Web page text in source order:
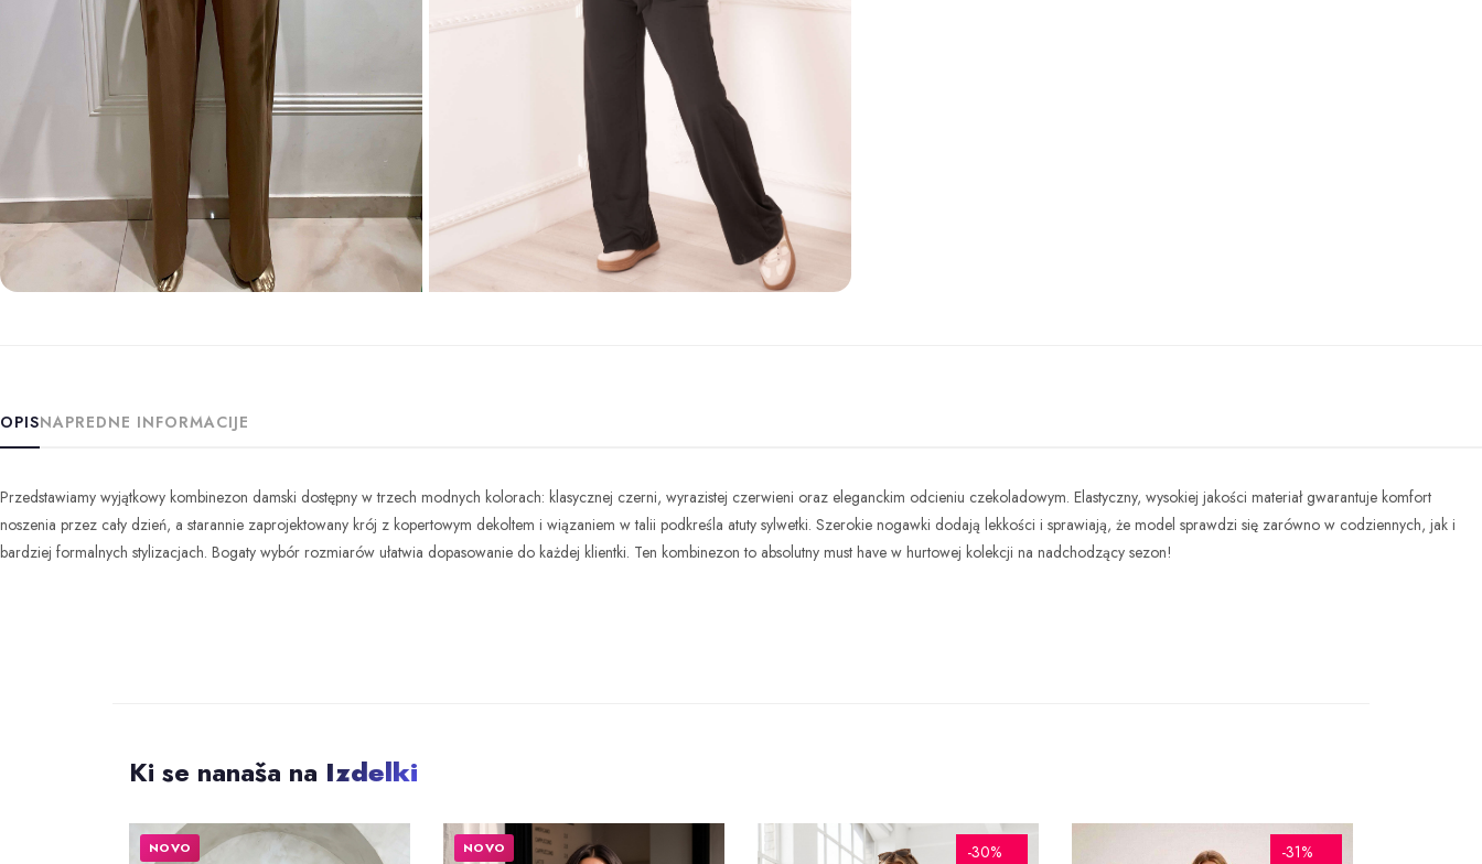
OPISNAPREDNE INFORMACIJE
Przedstawiamy wyjątkowy kombinezon damski dostępny w trzech modnych kolorach: klasycznej czerni, wyrazistej czerwieni oraz eleganckim odcieniu czekoladowym. Elastyczny, wysokiej jakości materiał gwarantuje komfort
noszenia przez cały dzień, a starannie zaprojektowany krój z kopertowym dekoltem i wiązaniem w talii podkreśla atuty sylwetki. Szerokie nogawki dodają lekkości i sprawiają, że model sprawdzi się zarówno w codziennych, jak i
bardziej formalnych stylizacjach. Bogaty wybór rozmiarów ułatwia dopasowanie do każdej klientki. Ten kombinezon to absolutny must have w hurtowej kolekcji na nadchodzący sezon!
Ki se nanaša na Izdelki
NOVO NOVO -30% -31%